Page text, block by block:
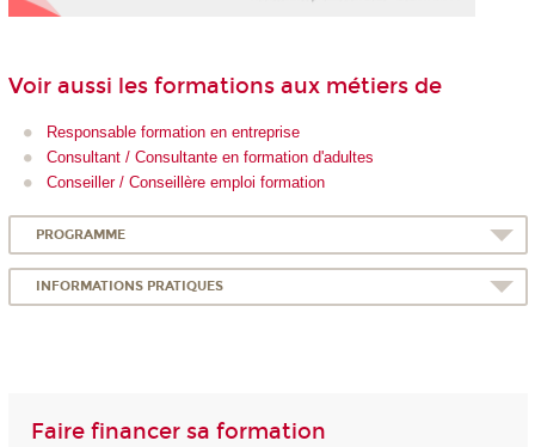
Voir aussi les formations aux métiers de
Responsable formation en entreprise
Consultant / Consultante en formation d'adultes
Conseiller / Conseillère emploi formation
PROGRAMME
INFORMATIONS PRATIQUES
Faire financer sa formation